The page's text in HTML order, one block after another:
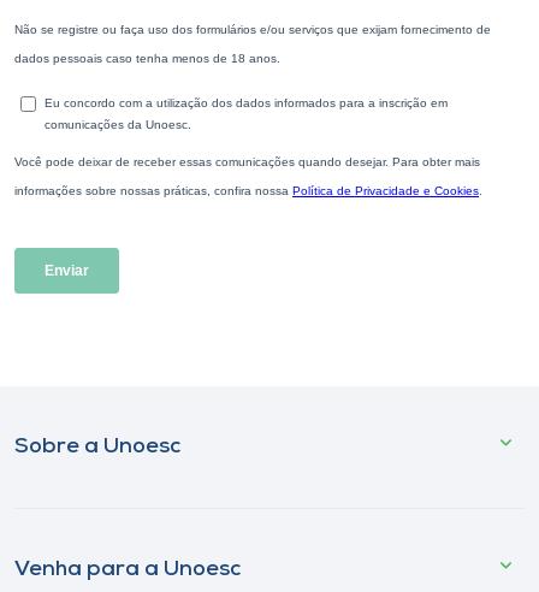
Sobre a Unoesc
Venha para a Unoesc